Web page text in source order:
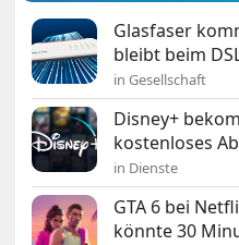
Glasfaser
bleibt beim
in Gesellschaft
Disney+
kostenloses
in Dienste
GTA 6 bei
könnte 30